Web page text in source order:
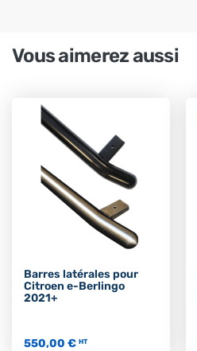
Vous aimerez aussi
Barres latérales pour
Citroen e-Berlingo
2021+
550,00 € HT